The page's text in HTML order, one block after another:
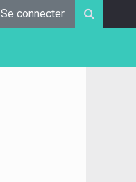
Se connecter